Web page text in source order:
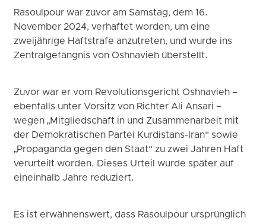
Rasoulpour war zuvor am Samstag, dem 16.
November 2024, verhaftet worden, um eine
zweijährige Haftstrafe anzutreten, und wurde ins
Zentralgefängnis von Oshnavieh überstellt.
Zuvor war er vom Revolutionsgericht Oshnavieh –
ebenfalls unter Vorsitz von Richter Ali Ansari –
wegen „Mitgliedschaft in und Zusammenarbeit mit
der Demokratischen Partei Kurdistans-Iran“ sowie
„Propaganda gegen den Staat“ zu zwei Jahren Haft
verurteilt worden. Dieses Urteil wurde später auf
eineinhalb Jahre reduziert.
Es ist erwähnenswert, dass Rasoulpour ursprünglich